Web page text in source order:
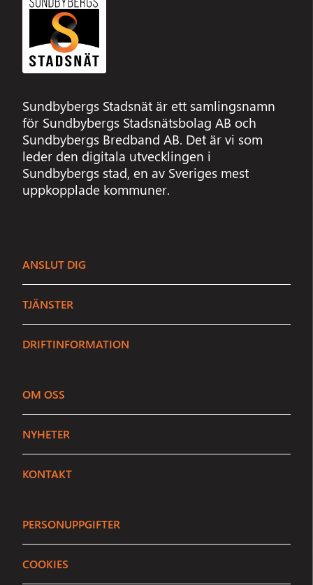
Sundbybergs Stadsnät är ett samlingsnamn
för Sundbybergs Stadsnätsbolag AB och
Sundbybergs Bredband AB. Det är vi som
leder den digitala utvecklingen i
Sundbybergs stad, en av Sveriges mest
uppkopplade kommuner.
ANSLUT DIG
TJÄNSTER
DRIFTINFORMATION
OM OSS
NYHETER
KONTAKT
PERSONUPPGIFTER
COOKIES
Sundbybergs Stadsnät
E-post